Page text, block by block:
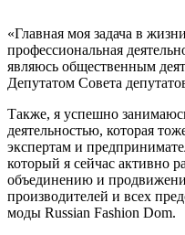
«Главная моя задача в
профессиональная
являюсь общественным
Депутатом Совета
Также, я успешно
деятельностью, которая
экспертам и
который я сейчас активно
объединению и
производителей и всех
моды Russian Fashion Dom.